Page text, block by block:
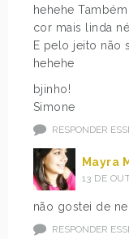
hehehe
cor mais linda
E pelo jeito não
hehehe
bjinho!
Simone
RESPONDER
Mayra
13 DE
não gostei de
RESPONDER